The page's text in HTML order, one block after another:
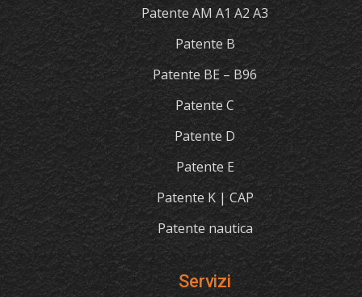
Patente AM A1 A2 A3
Patente B
Patente BE – B96
Patente C
Patente D
Patente E
Patente K | CAP
Patente nautica
Servizi